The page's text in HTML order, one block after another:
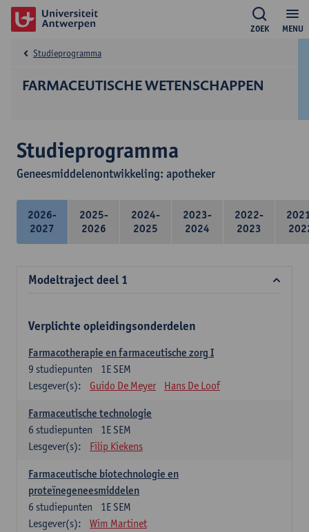
MENU
ZOEK
FARMACEUTISCHE WETENSCHAPPEN
Studieprogramma
Studieprogramma
Geneesmiddelenontwikkeling: apotheker
2026-
2027
2025-
2026
2024-
2025
2023-
2024
2022-
2023
Modeltraject deel 1
Verplichte opleidingsonderdelen
Farmacotherapie en farmaceutische zorg I
1E SEM
9 studiepunten
Lesgever(s):
Guido De Meyer Hans De Loof
Farmaceutische technologie
1E SEM
6 studiepunten
Lesgever(s):
Filip Kiekens
Farmaceutische biotechnologie en
proteïnegeneesmiddelen
1E SEM
6 studiepunten
Lesgever(s):
Wim Martinet